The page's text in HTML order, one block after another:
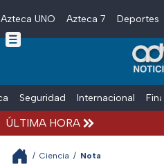
Skip to main content
Azteca UNO Azteca 7 Deportes
Seguridad Internacional
ÚLTIMA HORA
/ Ciencia / Nota